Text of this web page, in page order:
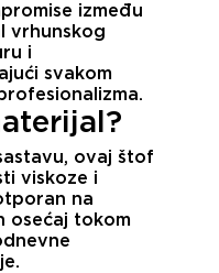
između
vrhunskog
i
svakom
ovaj štof
viskoze i
na
osećaj tokom